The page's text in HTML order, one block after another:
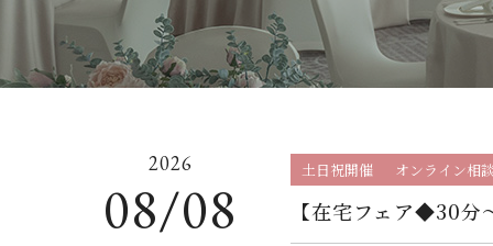
2026
08/08
土日祝開催 オンライン相
【在宅フェア◆30